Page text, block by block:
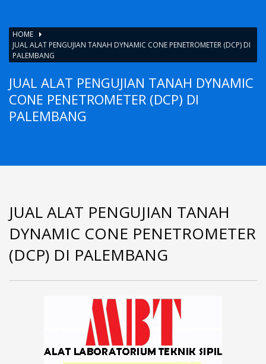
HOME
JUAL ALAT PENGUJIAN TANAH DYNAMIC CONE PENETROMETER (DCP) DI
PALEMBANG
JUAL ALAT PENGUJIAN TANAH DYNAMIC
CONE PENETROMETER (DCP) DI
PALEMBANG
JUAL ALAT PENGUJIAN TANAH
DYNAMIC CONE PENETROMETER
(DCP) DI PALEMBANG